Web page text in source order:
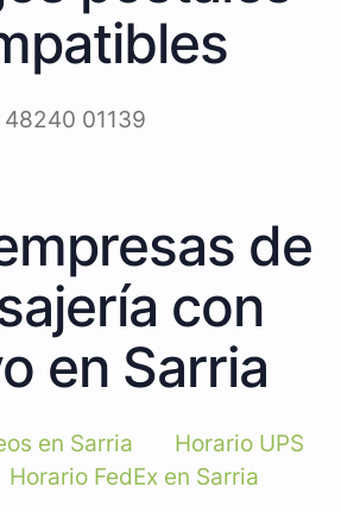
48240 01139
de
con
en Sarria
en Sarria
Horario UPS
Horario FedEx en Sarria